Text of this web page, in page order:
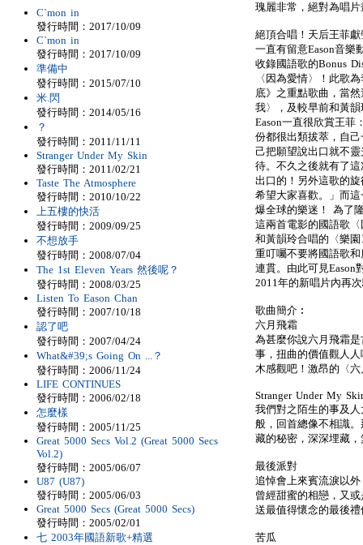
瑰麗非常，絕對為唱
絕頂合唱！天后王菲獻
一直有留意Eason音樂
收錄國語歌的Bonus
〈因為愛情〉！此歌
底》之重點歌曲，當
我〉，及較早前和黃
Eason一直很欣賞王菲
份都很出類拔萃，自
己把願望說出口就不
待。不久之後就有了
出口的！另外這歌的
希望大家喜歡。」而
爆全球的樂迷！ 為了
這兩首電影的國語歌
和黃韻玲合唱的〈樂
重叮囑不要將國語歌
連貫。由此可見Eason
2011年的新唱片內再
歌曲簡介︰
六月飛霜
為甚麼你說六月飛霜
事，扭曲的價值觀人
木感觀吧！激昂的〈
Stranger Under My
我們對之陌生的事及
般，回首總像不相識
藏的秘密，深深埋藏
最後派對
追悼會上來賓流淚以
曾經甜蜜的相戀，又
送最值得懷念的最後
苦瓜
C`mon in
發行時間：2017/10/09
C`mon in
發行時間：2017/10/09
準備中
發行時間：2015/07/10
米.閃
發行時間：2014/05/16
？
發行時間：2011/11/11
Stranger Under My Skin
發行時間：2011/02/21
Taste The Atmosphere
發行時間：2010/10/22
上五樓的快活
發行時間：2009/09/25
不想放手
發行時間：2008/07/04
The 1st Eleven Years 然後呢？
發行時間：2008/03/25
Listen To Eason Chan
發行時間：2007/10/18
認了吧
發行時間：2007/04/24
What&#39;s Going On ...？
發行時間：2006/11/24
LIFE CONTINUES
發行時間：2006/02/18
怎麼樣
發行時間：2005/11/25
Great 5000 Secs Vol.2 (Great 5000 Secs
Vol.2)
發行時間：2005/06/07
U87 (U87)
發行時間：2005/06/03
Great 5000 Secs (Great 5000 Secs)
發行時間：2005/02/01
七 2003年國語新歌+精選